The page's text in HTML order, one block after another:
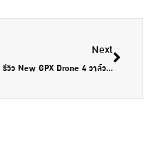
Next
รีวิว New GPX Drone 4 วาล์ว แรงจริง ประหยัดจริง by SuperBike Thailand